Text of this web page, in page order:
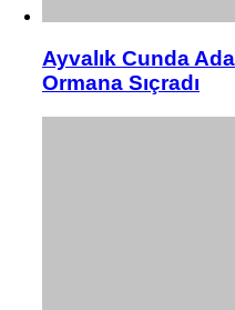
Ayvalık Cunda
Ormana Sıçradı